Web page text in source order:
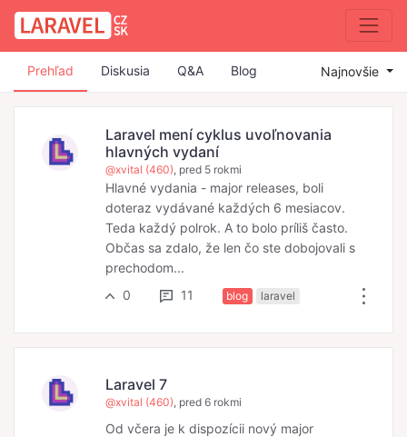
Prehľad Diskusia Q&A Blog Najnovšie
Laravel mení cyklus uvoľnovania
hlavných vydaní
@xvital (460), pred 5 rokmi
Hlavné vydania - major releases, boli
doteraz vydávané každých 6 mesiacov.
Teda každý polrok. A to bolo príliš často.
Občas sa zdalo, že len čo ste dobojovali s
prechodom...
0
11 blog laravel
Laravel 7
@xvital (460) , pred 6 rokmi
Od včera je k dispozícii nový major